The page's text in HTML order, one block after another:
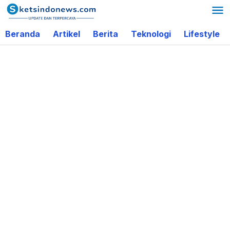
Lewati
ke
konten
Beranda Artikel Berita Teknologi Lifestyle